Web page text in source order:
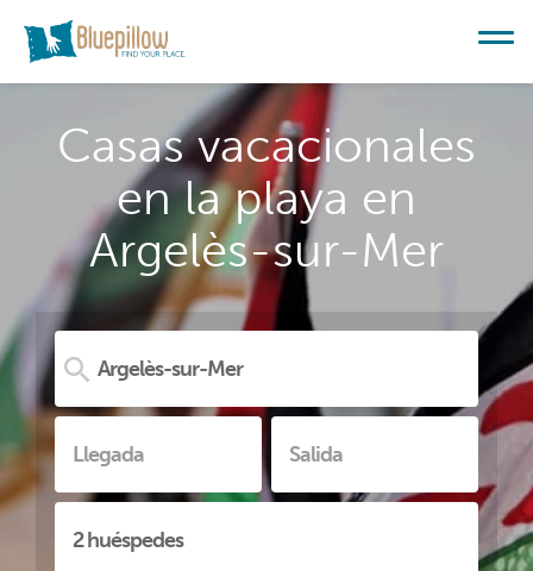
Casas vacacionales
en la playa en
Argelès-sur-Mer